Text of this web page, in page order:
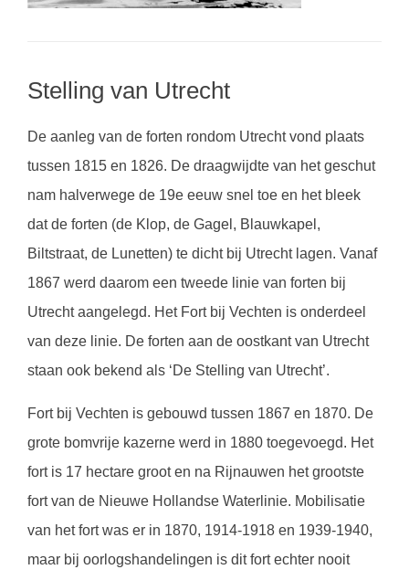
Stelling van Utrecht
De aanleg van de forten rondom Utrecht vond plaats
tussen 1815 en 1826. De draagwijdte van het geschut
nam halverwege de 19e eeuw snel toe en het bleek
dat de forten (de Klop, de Gagel, Blauwkapel,
Biltstraat, de Lunetten) te dicht bij Utrecht lagen. Vanaf
1867 werd daarom een tweede linie van forten bij
Utrecht aangelegd. Het Fort bij Vechten is onderdeel
van deze linie. De forten aan de oostkant van Utrecht
staan ook bekend als ‘De Stelling van Utrecht’.
Fort bij Vechten is gebouwd tussen 1867 en 1870. De
grote bomvrije kazerne werd in 1880 toegevoegd. Het
fort is 17 hectare groot en na Rijnauwen het grootste
fort van de Nieuwe Hollandse Waterlinie. Mobilisatie
van het fort was er in 1870, 1914-1918 en 1939-1940,
maar bij oorlogshandelingen is dit fort echter nooit